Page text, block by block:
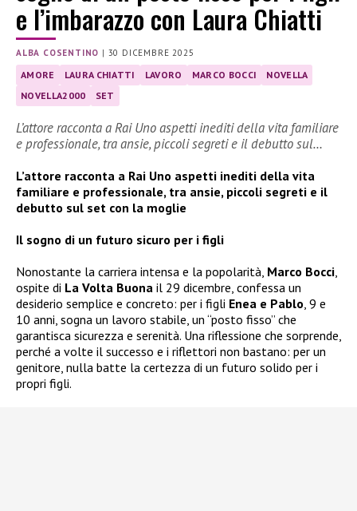
e l’imbarazzo con Laura Chiatti
ALBA COSENTINO | 30 DICEMBRE 2025
AMORE LAURA CHIATTI LAVORO MARCO BOCCI
NOVELLA
NOVELLA2000
SET
L’attore racconta a Rai Uno aspetti inediti della vita familiare
e professionale, tra ansie, piccoli segreti e il debutto sul…
L’attore racconta a Rai Uno aspetti inediti della vita
familiare e professionale, tra ansie, piccoli segreti e il
debutto sul set con la moglie
Il sogno di un futuro sicuro per i figli
Nonostante la carriera intensa e la popolarità, Marco Bocci,
ospite di La Volta Buona il 29 dicembre, confessa un
desiderio semplice e concreto: per i figli Enea e Pablo, 9 e
10 anni, sogna un lavoro stabile, un “posto fisso” che
garantisca sicurezza e serenità. Una riflessione che sorprende,
perché a volte il successo e i riflettori non bastano: per un
genitore, nulla batte la certezza di un futuro solido per i
propri figli.